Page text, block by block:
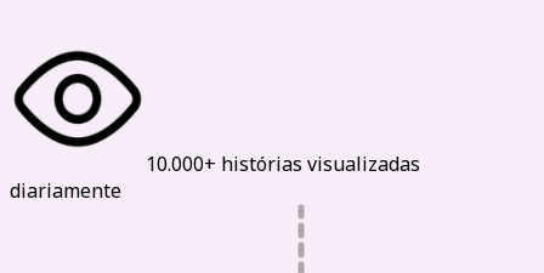
10.000+ histórias visualizadas
diariamente